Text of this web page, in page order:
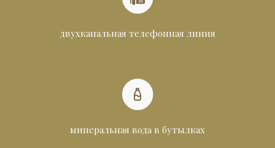
двухканальная телефонная линия
минеральная вода в бутылках